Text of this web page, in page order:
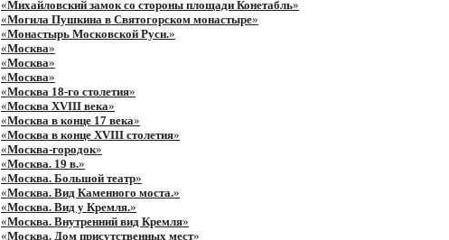
«Михайловский замок со стороны площади Конетабль»
«Могила Пушкина в Святогорском монастыре»
«Монастырь Московской Руси.»
«Москва»
«Москва»
«Москва»
«Москва 18-го столетия»
«Москва XVIII века»
«Москва в конце 17 века»
«Москва в конце XVIII столетия»
«Москва-городок»
«Москва. 19 в.»
«Москва. Большой театр»
«Москва. Вид Каменного моста.»
«Москва. Вид у Кремля.»
«Москва. Внутренний вид Кремля»
«Москва. Дом присутственных мест»